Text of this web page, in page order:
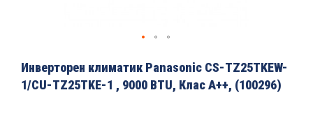
към
началото
на
Инверторен климатик Panasonic CS-TZ25TKEW-
1/CU-TZ25TKE-1 , 9000 BTU, Клас A++, (100296)